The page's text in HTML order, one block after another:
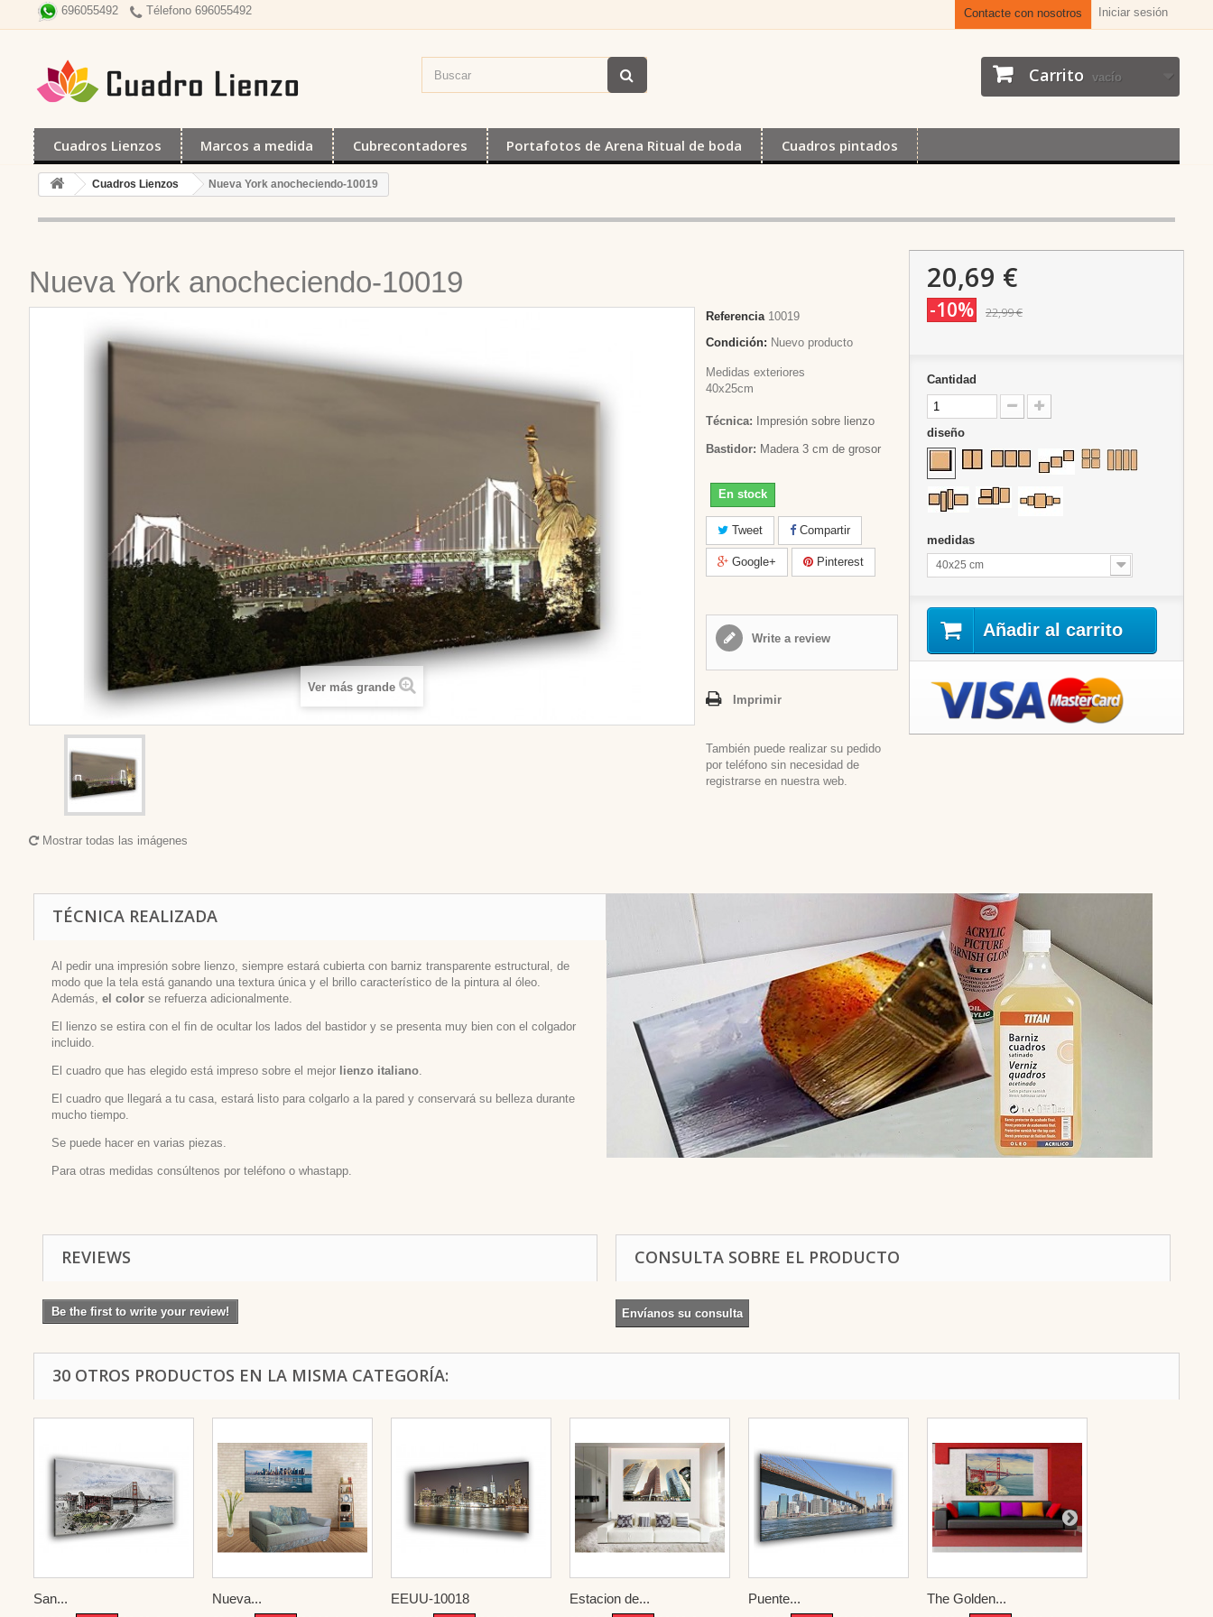
Iniciar sesión
Contacte con nosotros
696055492 Télefono 696055492
Carrito vacío
Cuadros Lienzos Marcos a medida Cubrecontadores Portafotos de Arena Ritual de boda Cuadros pintados
Cuadros Lienzos Nueva York anocheciendo-10019
Nueva York anocheciendo-10019
Ver más grande
Mostrar todas las imágenes
Referencia 10019
Condición: Nuevo producto
Medidas exteriores
40x25cm
Técnica: Impresión sobre lienzo
Bastidor: Madera 3 cm de grosor
En stock
Tweet Compartir
Google+ Pinterest
Write a review
Imprimir
También puede realizar su pedido
por teléfono sin necesidad de
registrarse en nuestra web.
20,69 €
-10% 22,99 €
Cantidad
diseño
medidas
40x25 cm
Añadir al carrito
TÉCNICA REALIZADA
Al pedir una impresión sobre lienzo, siempre estará cubierta con barniz transparente estructural, de
modo que la tela está ganando una textura única y el brillo característico de la pintura al óleo.
Además, el color se refuerza adicionalmente.
El lienzo se estira con el fin de ocultar los lados del bastidor y se presenta muy bien con el colgador
incluido.
El cuadro que has elegido está impreso sobre el mejor lienzo italiano
El cuadro que llegará a tu casa, estará listo para colgarlo a la pared y conservará su belleza durante
mucho tiempo.
Se puede hacer en varias piezas.
Para otras medidas consúltenos por teléfono o whastapp.
REVIEWS
Be the first to write your review!
CONSULTA SOBRE EL PRODUCTO
Envíanos su consulta
30 OTROS PRODUCTOS EN LA MISMA CATEGORÍA:
San... Nueva... EEUU-10018 Estacion de... Puente... The Golden...